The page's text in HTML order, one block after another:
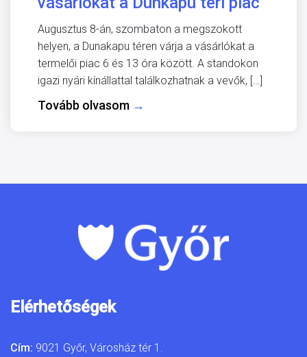
Augusztus 8-án, szombaton a megszokott
helyen, a Dunakapu téren várja a vásárlókat a
termelői piac 6 és 13 óra között. A standokon
igazi nyári kínállattal találkozhatnak a vevők, […]
Tovább olvasom →
Elérhetőségek
Cím: 9021 Győr, Városház tér 1.